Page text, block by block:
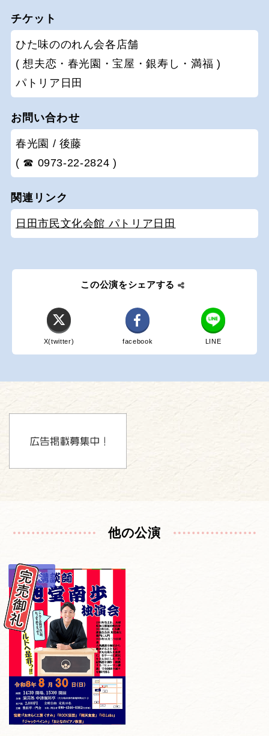
チケット
ひた味ののれん会各店舗
( 想夫恋・春光園・宝屋・銀寿し・満福 )
パトリア日田
お問い合わせ
春光園 / 後藤
( ☎ 0973-22-2824 )
関連リンク
日田市民文化会館 パトリア日田
この公演をシェアする
X(twitter) facebook LINE
他の公演
講談